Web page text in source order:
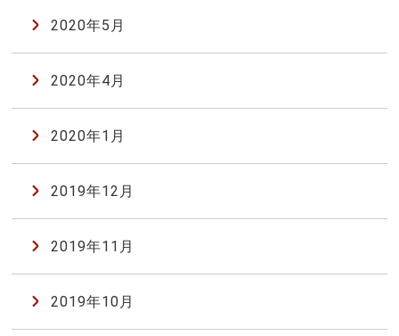
2020年5月
2020年4月
2020年1月
2019年12月
2019年11月
2019年10月